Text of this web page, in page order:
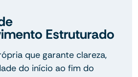
Estruturado
que garante clareza,
do início ao fim do